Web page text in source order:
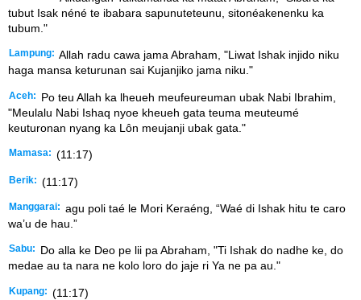
tubut Isak néné te ibabara sapunuteteunu, sitonéakenenku ka
tubum."
Lampung: Allah radu cawa jama Abraham, "Liwat Ishak injido niku
haga mansa keturunan sai Kujanjiko jama niku."
Aceh:
Po teu Allah ka lheueh meufeureuman ubak Nabi Ibrahim,
"Meulalu Nabi Ishaq nyoe kheueh gata teuma meuteumé
keuturonan nyang ka Lôn meujanji ubak gata."
Mamasa: (11:17)
Berik: (11:17)
Manggarai: agu poli taé le Mori Keraéng, “Waé di Ishak hitu te caro
wa’u de hau.”
Sabu:
Do alla ke Deo pe lii pa Abraham, "Ti Ishak do nadhe ke, do
medae au ta nara ne kolo loro do jaje ri Ya ne pa au."
Kupang: (11:17)